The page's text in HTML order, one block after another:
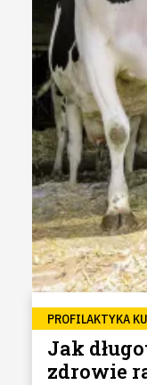
PROFILAKTYKA
Jak
zdrowie